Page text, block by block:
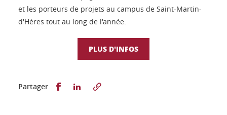
et les porteurs de projets au campus de Saint-Martin-
d'Hères tout au long de l'année.
PLUS D'INFOS
Partager Partager sur Facebook
Partager sur LinkedIn